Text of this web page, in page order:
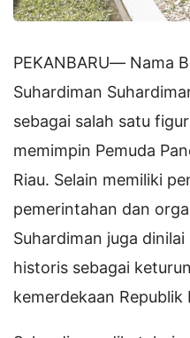
PEKANBARU— Nama
Suhardiman
sebagai salah satu
memimpin Pemuda
Riau. Selain memiliki
pemerintahan dan
Suhardiman juga
historis sebagai
kemerdekaan Republik